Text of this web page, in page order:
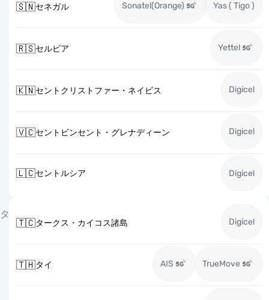
🇸🇳セネガル Sonatel(Orange) Yas ( Tigo )
🇷🇸セルビア Yettel
🇰🇳セントクリストファー・ネイビス Digicel
🇻🇨セントビンセント・グレナディーン Digicel
🇱🇨セントルシア Digicel
タ
🇹🇨タークス・カイコス諸島 Digicel
🇹🇭タイ AIS TrueMove